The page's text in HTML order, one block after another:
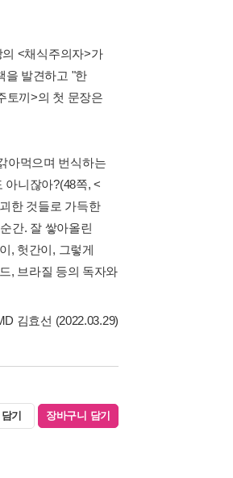
<채식주의자>가
을 발견하고 "한
토끼>의 첫 문장은
아먹으며 번식하는
아니잖아?(48쪽, <
한 것들로 가득한
간. 잘 쌓아올린
, 헛간이, 그렇게
, 브라질 등의 독자와
김효선 (2022.03.29)
기 장바구니 담기